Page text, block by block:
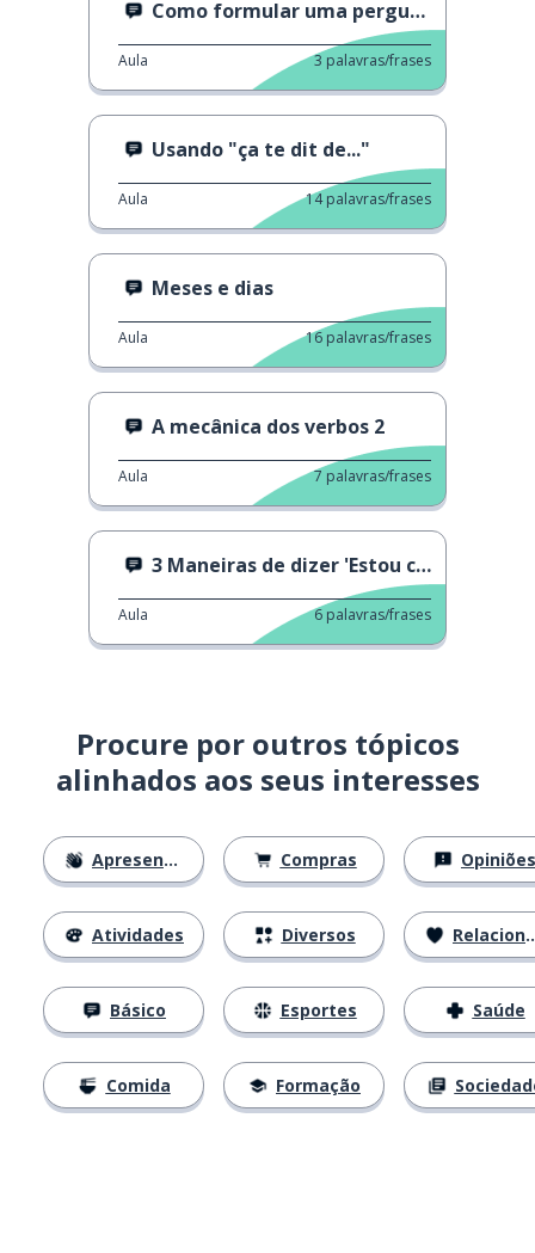
Como formular uma pergunta
Aula 3 palavras/frases
Usando "ça te dit de..."
Aula 14 palavras/frases
Meses e dias
Aula 16 palavras/frases
A mecânica dos verbos 2
Aula 7 palavras/frases
3 Maneiras de dizer 'Estou com fome'
Aula 6 palavras/frases
Procure por outros tópicos
alinhados aos seus interesses
Apresentações
Atividades
Básico
Comida
Compras
Diversos
Esportes
Formação
Opiniões
Relacionamentos
Saúde